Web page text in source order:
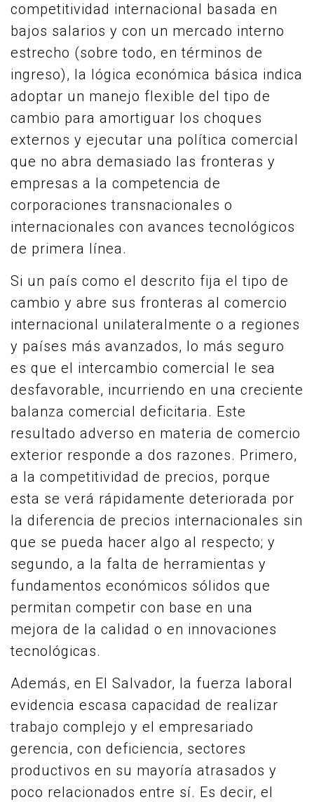
competitividad internacional basada en
bajos salarios y con un mercado interno
estrecho (sobre todo, en términos de
ingreso), la lógica económica básica indica
adoptar un manejo flexible del tipo de
cambio para amortiguar los choques
externos y ejecutar una política comercial
que no abra demasiado las fronteras y
empresas a la competencia de
corporaciones transnacionales o
internacionales con avances tecnológicos
de primera línea.
Si un país como el descrito fija el tipo de
cambio y abre sus fronteras al comercio
internacional unilateralmente o a regiones
y países más avanzados, lo más seguro
es que el intercambio comercial le sea
desfavorable, incurriendo en una creciente
balanza comercial deficitaria. Este
resultado adverso en materia de comercio
exterior responde a dos razones. Primero,
a la competitividad de precios, porque
esta se verá rápidamente deteriorada por
la diferencia de precios internacionales sin
que se pueda hacer algo al respecto; y
segundo, a la falta de herramientas y
fundamentos económicos sólidos que
permitan competir con base en una
mejora de la calidad o en innovaciones
tecnológicas.
Además, en El Salvador, la fuerza laboral
evidencia escasa capacidad de realizar
trabajo complejo y el empresariado
gerencia, con deficiencia, sectores
productivos en su mayoría atrasados y
poco relacionados entre sí. Es decir, el